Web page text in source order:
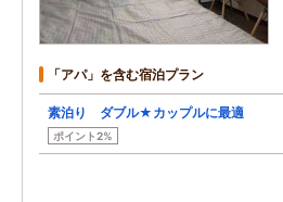
「アパ」を含む宿泊プラン
素泊り ダブル★カップルに最適
ポイント2%